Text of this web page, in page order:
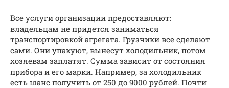
Все услуги организации предоставляют:
владельцам не придется заниматься
транспортировкой агрегата. Грузчики все сделают
сами. Они упакуют, вынесут холодильник, потом
хозяевам заплатят. Сумма зависит от состояния
прибора и его марки. Например, за холодильник
есть шанс получить от 250 до 9000 рублей. Почти